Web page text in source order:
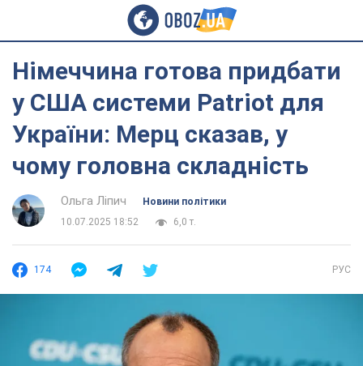
Німеччина готова придбати
у США системи Patriot для
України: Мерц сказав, у
чому головна складність
Ольга Ліпич
Новини політики
10.07.2025 18:52
6,0 т.
174 РУС